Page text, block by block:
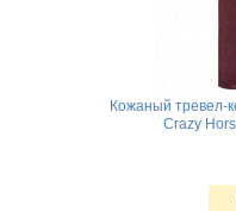
Кожаный тревел-
Crazy